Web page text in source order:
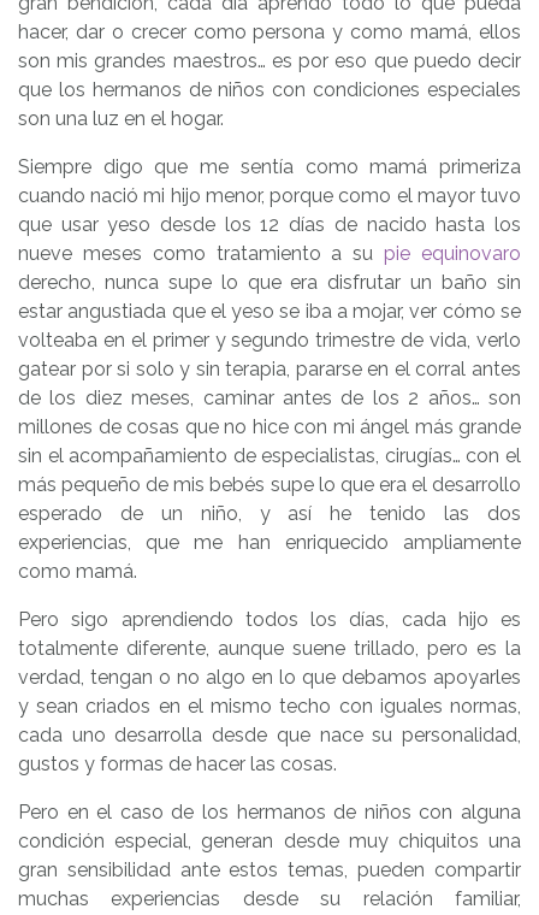
hacer, dar o crecer como persona y como mamá, ellos
son mis grandes maestros… es por eso que puedo decir
que los hermanos de niños con condiciones especiales
son una luz en el hogar.
Siempre digo que me sentía como mamá primeriza
cuando nació mi hijo menor, porque como el mayor tuvo
que usar yeso desde los 12 días de nacido hasta los
nueve meses como tratamiento a su pie equinovaro
derecho, nunca supe lo que era disfrutar un baño sin
estar angustiada que el yeso se iba a mojar, ver cómo se
volteaba en el primer y segundo trimestre de vida, verlo
gatear por si solo y sin terapia, pararse en el corral antes
de los diez meses, caminar antes de los 2 años… son
millones de cosas que no hice con mi ángel más grande
sin el acompañamiento de especialistas, cirugías… con el
más pequeño de mis bebés supe lo que era el desarrollo
esperado de un niño, y así he tenido las dos
experiencias, que me han enriquecido ampliamente
como mamá.
Pero sigo aprendiendo todos los días, cada hijo es
totalmente diferente, aunque suene trillado, pero es la
verdad, tengan o no algo en lo que debamos apoyarles
y sean criados en el mismo techo con iguales normas,
cada uno desarrolla desde que nace su personalidad,
gustos y formas de hacer las cosas.
Pero en el caso de los hermanos de niños con alguna
condición especial, generan desde muy chiquitos una
gran sensibilidad ante estos temas, pueden compartir
muchas experiencias desde su relación familiar,